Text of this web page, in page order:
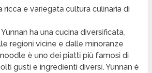
ricca e variegata cultura culinaria di
ha una cucina diversificata,
regioni vicine e dalle minoranze
è uno dei piatti più famosi di
gusti e ingredienti diversi. Yunnan è